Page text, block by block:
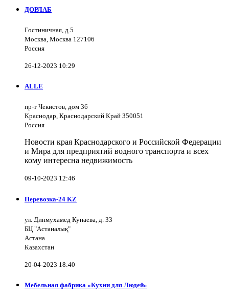
ДОРЛАБ
Гостиничная, д.5
Москва, Москва 127106
Россия
26-12-2023 10:29
ALLE
пр-т Чекистов, дом 36
Краснодар, Краснодарский Край 350051
Россия
Новости края Краснодарского и Российской Федерации
и Мира для предприятий водного транспорта и всех
кому интересна недвижимость
09-10-2023 12:46
Перевозка-24 KZ
ул. Динмухамед Кунаева, д. 33
БЦ "Астаналық"
Астана
Казахстан
20-04-2023 18:40
Мебельная фабрика «Кухни для Людей»